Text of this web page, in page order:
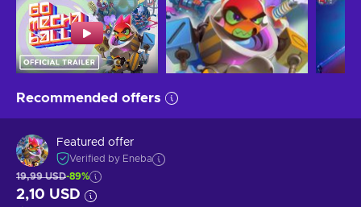
Recommended offers
Featured offer
Verified by Eneba
19,99 USD-89%
2,10 USD